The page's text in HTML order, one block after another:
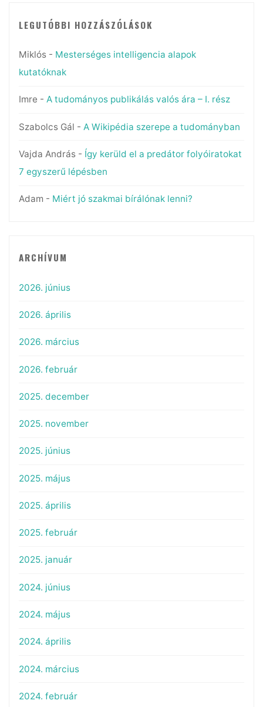
LEGUTÓBBI HOZZÁSZÓLÁSOK
Miklós- Mesterséges intelligencia alapok
kutatóknak
Imre - A tudományos publikálás valós ára – I. rész
Szabolcs Gál - A Wikipédia szerepe a tudományban
Vajda András- Így kerüld el a predátor folyóiratokat
7 egyszerű lépésben
Adam - Miért jó szakmai bírálónak lenni?
ARCHÍVUM
2026. június
2026. április
2026. március
2026. február
2025. december
2025. november
2025. június
2025. május
2025. április
2025. február
2025. január
2024. június
2024. május
2024. április
2024. március
2024. február